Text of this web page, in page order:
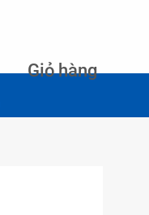
Giỏ hàng